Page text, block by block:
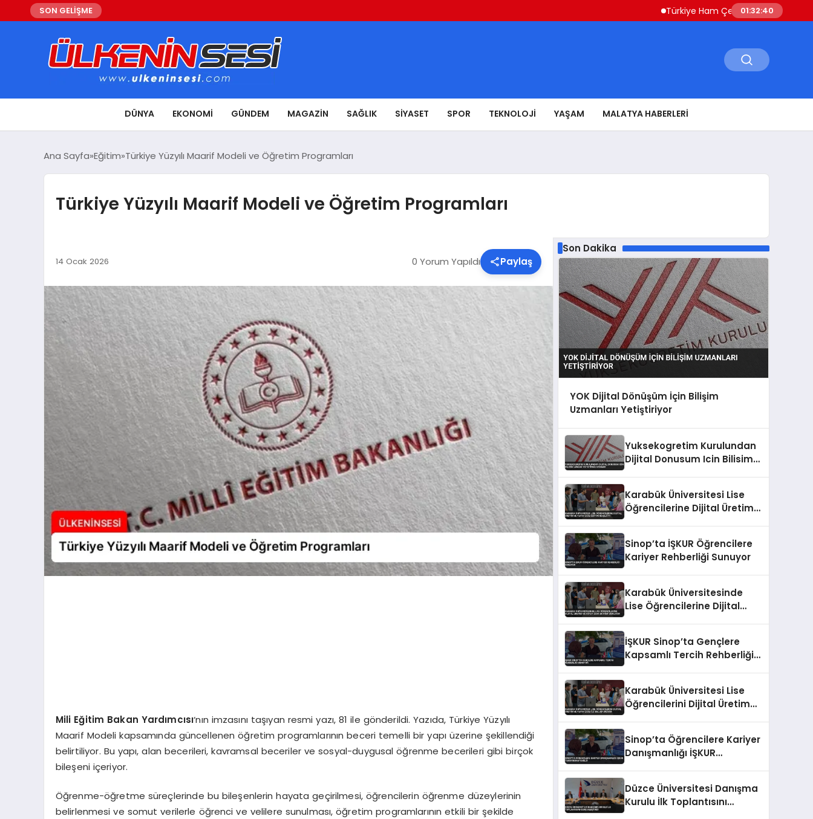
SON GELİŞME Türkiye Ham Çelik Üretimi Yüzde 8,1
01:32:41
DÜNYA EKONOMI GÜNDEM MAGAZIN SAĞLIK SIYASET SPOR TEKNOLOJI YAŞAM MALATYA HABERLERI
Ana Sayfa Eğitim Türkiye Yüzyılı Maarif Modeli ve Öğretim Programları
Türkiye Yüzyılı Maarif Modeli ve Öğretim Programları
14 Ocak 2026 0 Yorum Yapıldı Paylaş
Mili Eğitim Bakan Yardımcısı‘nın imzasını taşıyan resmi yazı, 81 ile gönderildi. Yazıda, Türkiye Yüzyılı
Maarif Modeli kapsamında güncellenen öğretim programlarının beceri temelli bir yapı üzerine şekillendiği
belirtiliyor. Bu yapı, alan becerileri, kavramsal beceriler ve sosyal-duygusal öğrenme becerileri gibi birçok
bileşeni içeriyor.
Öğrenme-öğretme süreçlerinde bu bileşenlerin hayata geçirilmesi, öğrencilerin öğrenme düzeylerinin
belirlenmesi ve somut verilerle öğrenci ve velilere sunulması, öğretim programlarının etkili bir şekilde
Son Dakika
YOK Dijital Dönüşüm İçin Bilişim
Uzmanları Yetiştiriyor
Yuksekogretim Kurulundan
Dijital Donusum Icin Bilisim
Karabük Üniversitesi Lise
Öğrencilerine Dijital Üretim
Sinop’ta İŞKUR Öğrencilere
Kariyer Rehberliği Sunuyor
Karabük Üniversitesinde
Lise Öğrencilerine Dijital
İŞKUR Sinop’ta Gençlere
Kapsamlı Tercih Rehberliği
Karabük Üniversitesi Lise
Öğrencilerini Dijital Üretim
Sinop’ta Öğrencilere Kariyer
Danışmanlığı İŞKUR
Düzce Üniversitesi Danışma
Kurulu İlk Toplantısını